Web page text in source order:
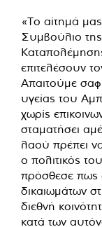
«Το αίτημά
Συμβούλιο
επιτελέσουν
Απαιτούμε
υγείας του
χωρίς
σταματήσει
λαού πρέπει
ο πολιτικός
πρόσθεσε πως
δικαιωμάτων
διεθνή
κατά των